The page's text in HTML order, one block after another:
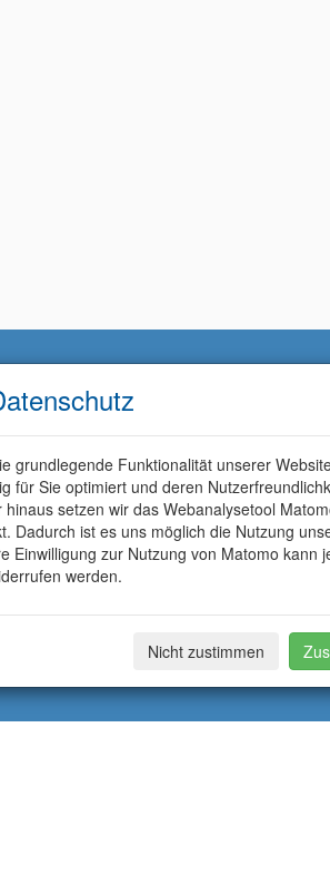
grundlegende Funktionalität unserer
für Sie optimiert und deren
setzen wir das Webanalysetool
Dadurch ist es uns möglich die Nutzung
Einwilligung zur Nutzung von Matomo kann
werden.
Nicht zustimmen